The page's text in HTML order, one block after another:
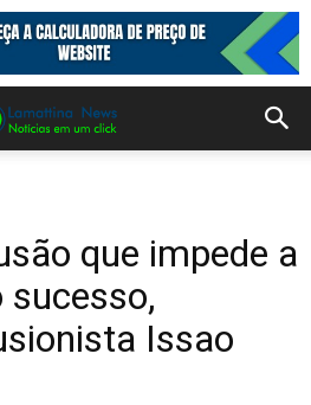
que impede a
sucesso,
Issao